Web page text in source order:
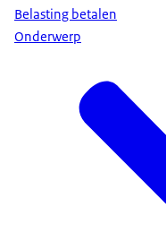
Belasting betalen
Onderwerp